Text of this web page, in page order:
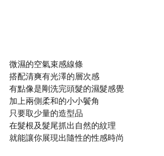
微濕的空氣束感線條
搭配清爽有光澤的層次感
有點像是剛洗完頭髮的濕髮感覺
加上兩側柔和的小小鬢角
只要取少量的造型品
在髮根及髮尾抓出自然的紋理
就能讓你展現出隨性的性感時尚